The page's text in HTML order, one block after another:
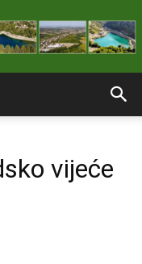
vijeće